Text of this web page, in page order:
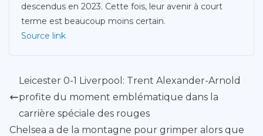
descendus en 2023. Cette fois, leur avenir à court
terme est beaucoup moins certain.
Source link
Leicester 0-1 Liverpool: Trent Alexander-Arnold
profite du moment emblématique dans la
carrière spéciale des rouges
Chelsea a de la montagne pour grimper alors que